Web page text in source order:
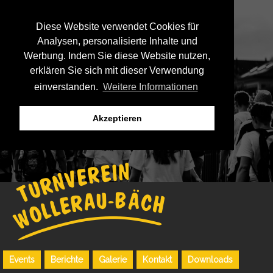
Diese Website verwendet Cookies für
Analysen, personalisierte Inhalte und
Werbung. Indem Sie diese Website nutzen,
erklären Sie sich mit dieser Verwendung
einverstanden. Weitere Informationen
Akzeptieren
Events Berichte Galerie Kontakt Downloads